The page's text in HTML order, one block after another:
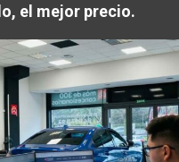
el mejor precio.